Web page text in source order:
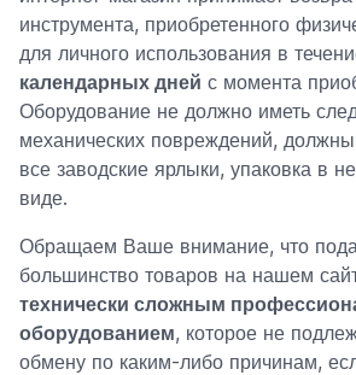
инструмента, приобретенного
для личного использования в
календарных дней с момента
Оборудование не должно иметь
механических повреждений,
все заводские ярлыки, упаковка в
виде.
Обращаем Ваше внимание, что
большинство товаров на нашем
технически сложным
оборудованием, которое не
обмену по каким-либо причинам,